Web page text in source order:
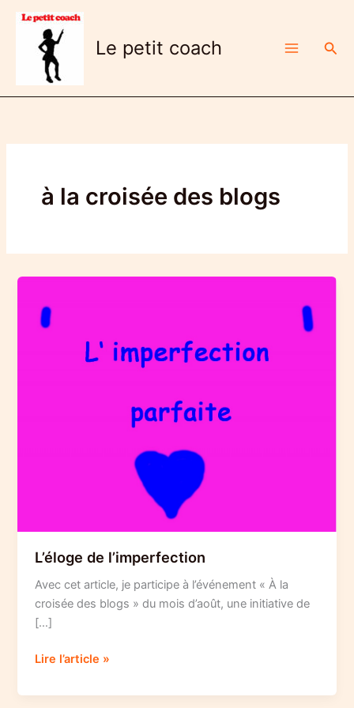
Aller
contenu
Le petit coach
à la croisée des blogs
L’éloge de l’imperfection
Avec cet article, je participe à l’événement « À la
croisée des blogs » du mois d’août, une initiative de
[…]
L’éloge
l’imperfection
Lire l’article »